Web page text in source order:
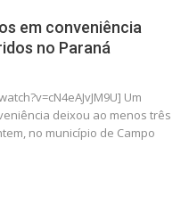
em conveniência
no Paraná
Um
deixou ao menos três
no município de Campo